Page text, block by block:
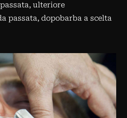
ulteriore
passata, dopobarba a scelta